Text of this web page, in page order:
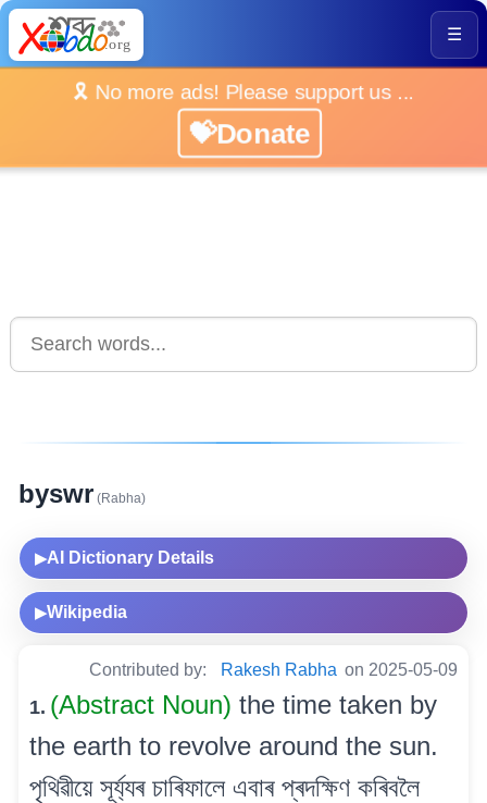
☰
🎗️ No more ads! Please support us ...
💝Donate
byswr (Rabha)
▶AI Dictionary Details
▶Wikipedia
Contributed by: Rakesh Rabha on 2025-05-09
1. (Abstract Noun) the time taken by
the earth to revolve around the sun.
পৃথিৱীয়ে সূৰ্য্যৰ চাৰিফালে এবাৰ প্ৰদক্ষিণ কৰিবলৈ